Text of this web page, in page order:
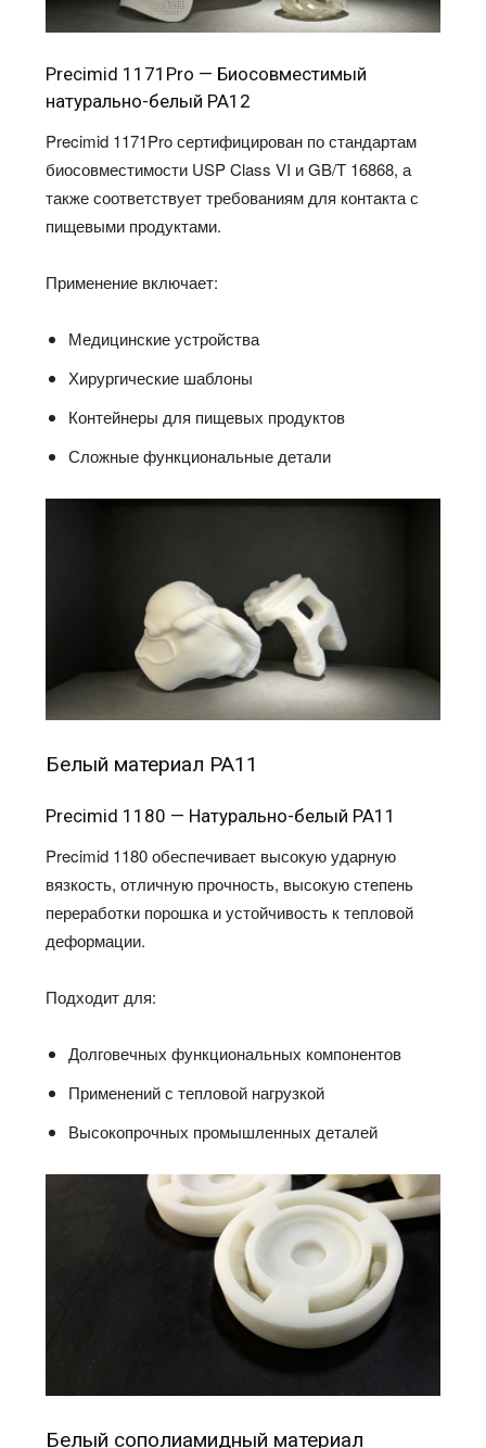
Precimid 1171Pro — Биосовместимый
натурально-белый PA12
Precimid 1171Pro сертифицирован по стандартам
биосовместимости USP Class VI и GB/T 16868, а
также соответствует требованиям для контакта с
пищевыми продуктами.
Применение включает:
Медицинские устройства
Хирургические шаблоны
Контейнеры для пищевых продуктов
Сложные функциональные детали
Белый материал PA11
Precimid 1180 — Натурально-белый PA11
Precimid 1180 обеспечивает высокую ударную
вязкость, отличную прочность, высокую степень
переработки порошка и устойчивость к тепловой
деформации.
Подходит для:
Долговечных функциональных компонентов
Применений с тепловой нагрузкой
Высокопрочных промышленных деталей
Белый сополиамидный материал